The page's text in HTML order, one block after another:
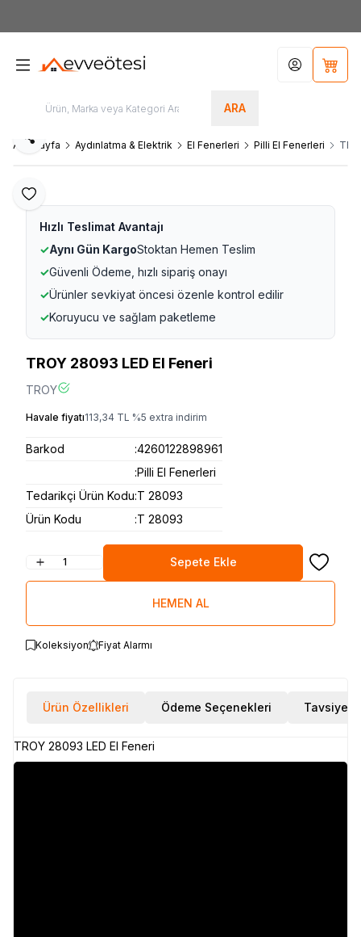
ARA
Hesabım
Ana Sayfa Aydınlatma & Elektrik El Fenerleri Pilli El Fenerleri
Favoriye Ekle
Paylaş
Hızlı Teslimat Avantajı
✓Aynı Gün KargoStoktan Hemen Teslim
✓Güvenli Ödeme, hızlı sipariş onayı
✓Ürünler sevkiyat öncesi özenle kontrol edilir
✓Koruyucu ve sağlam paketleme
TROY 28093 LED El Feneri
TROY
Havale fiyatı113,34 TL %5 extra indirim
Barkod :4260122898961
:Pilli El Fenerleri
Tedarikçi Ürün Kodu:T 28093
Ürün Kodu
:T 28093
Sepete Ekle Favoriye
HEMEN AL
Koleksiyon Fiyat Alarmı
Ürün Özellikleri Ödeme Seçenekleri Tavsiye Et
TROY 28093 LED El Feneri